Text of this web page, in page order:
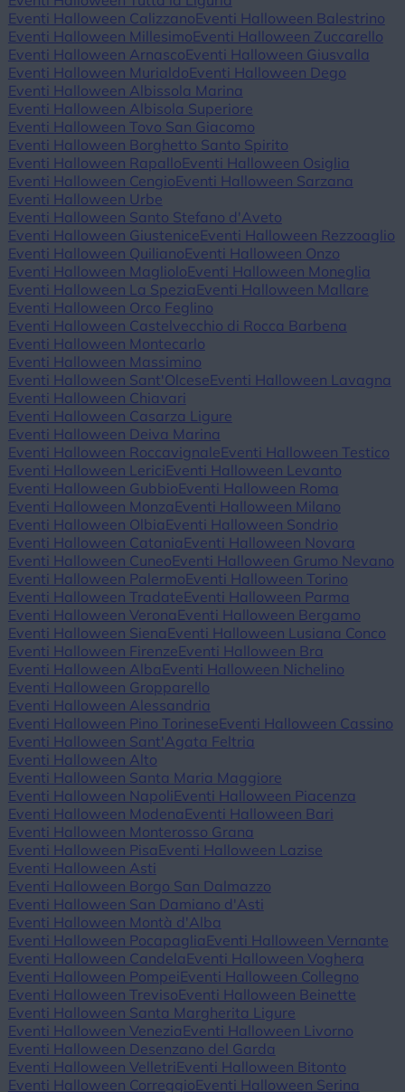
Eventi Halloween CalizzanoEventi Halloween Balestrino
Eventi Halloween MillesimoEventi Halloween Zuccarello
Eventi Halloween ArnascoEventi Halloween Giusvalla
Eventi Halloween MurialdoEventi Halloween Dego
Eventi Halloween Albissola Marina
Eventi Halloween Albisola Superiore
Eventi Halloween Tovo San Giacomo
Eventi Halloween Borghetto Santo Spirito
Eventi Halloween RapalloEventi Halloween Osiglia
Eventi Halloween CengioEventi Halloween Sarzana
Eventi Halloween Urbe
Eventi Halloween Santo Stefano d'Aveto
Eventi Halloween GiusteniceEventi Halloween Rezzoaglio
Eventi Halloween QuilianoEventi Halloween Onzo
Eventi Halloween MaglioloEventi Halloween Moneglia
Eventi Halloween La Spezia Eventi Halloween Mallare
Eventi Halloween Orco Feglino
Eventi Halloween Castelvecchio di Rocca Barbena
Eventi Halloween Montecarlo
Eventi Halloween Massimino
Eventi Halloween Sant'OlceseEventi Halloween Lavagna
Eventi Halloween Chiavari
Eventi Halloween Casarza Ligure
Eventi Halloween Deiva Marina
Eventi Halloween RoccavignaleEventi Halloween Testico
Eventi Halloween LericiEventi Halloween Levanto
Eventi Halloween GubbioEventi Halloween Roma
Eventi Halloween Monza Eventi Halloween Milano
Eventi Halloween Olbia Eventi Halloween Sondrio
Eventi Halloween Catania Eventi Halloween Novara
Eventi Halloween CuneoEventi Halloween Grumo Nevano
Eventi Halloween PalermoEventi Halloween Torino
Eventi Halloween TradateEventi Halloween Parma
Eventi Halloween Verona Eventi Halloween Bergamo
Eventi Halloween Siena Eventi Halloween Lusiana Conco
Eventi Halloween FirenzeEventi Halloween Bra
Eventi Halloween Alba Eventi Halloween Nichelino
Eventi Halloween Gropparello
Eventi Halloween Alessandria
Eventi Halloween Pino TorineseEventi Halloween Cassino
Eventi Halloween Sant'Agata Feltria
Eventi Halloween Alto
Eventi Halloween Santa Maria Maggiore
Eventi Halloween NapoliEventi Halloween Piacenza
Eventi Halloween Modena Eventi Halloween Bari
Eventi Halloween Monterosso Grana
Eventi Halloween Pisa Eventi Halloween Lazise
Eventi Halloween Asti
Eventi Halloween Borgo San Dalmazzo
Eventi Halloween San Damiano d'Asti
Eventi Halloween Montà d'Alba
Eventi Halloween Pocapaglia Eventi Halloween Vernante
Eventi Halloween Candela Eventi Halloween Voghera
Eventi Halloween PompeiEventi Halloween Collegno
Eventi Halloween TrevisoEventi Halloween Beinette
Eventi Halloween Santa Margherita Ligure
Eventi Halloween Venezia Eventi Halloween Livorno
Eventi Halloween Desenzano del Garda
Eventi Halloween VelletriEventi Halloween Bitonto
Eventi Halloween CorreggioEventi Halloween Serina